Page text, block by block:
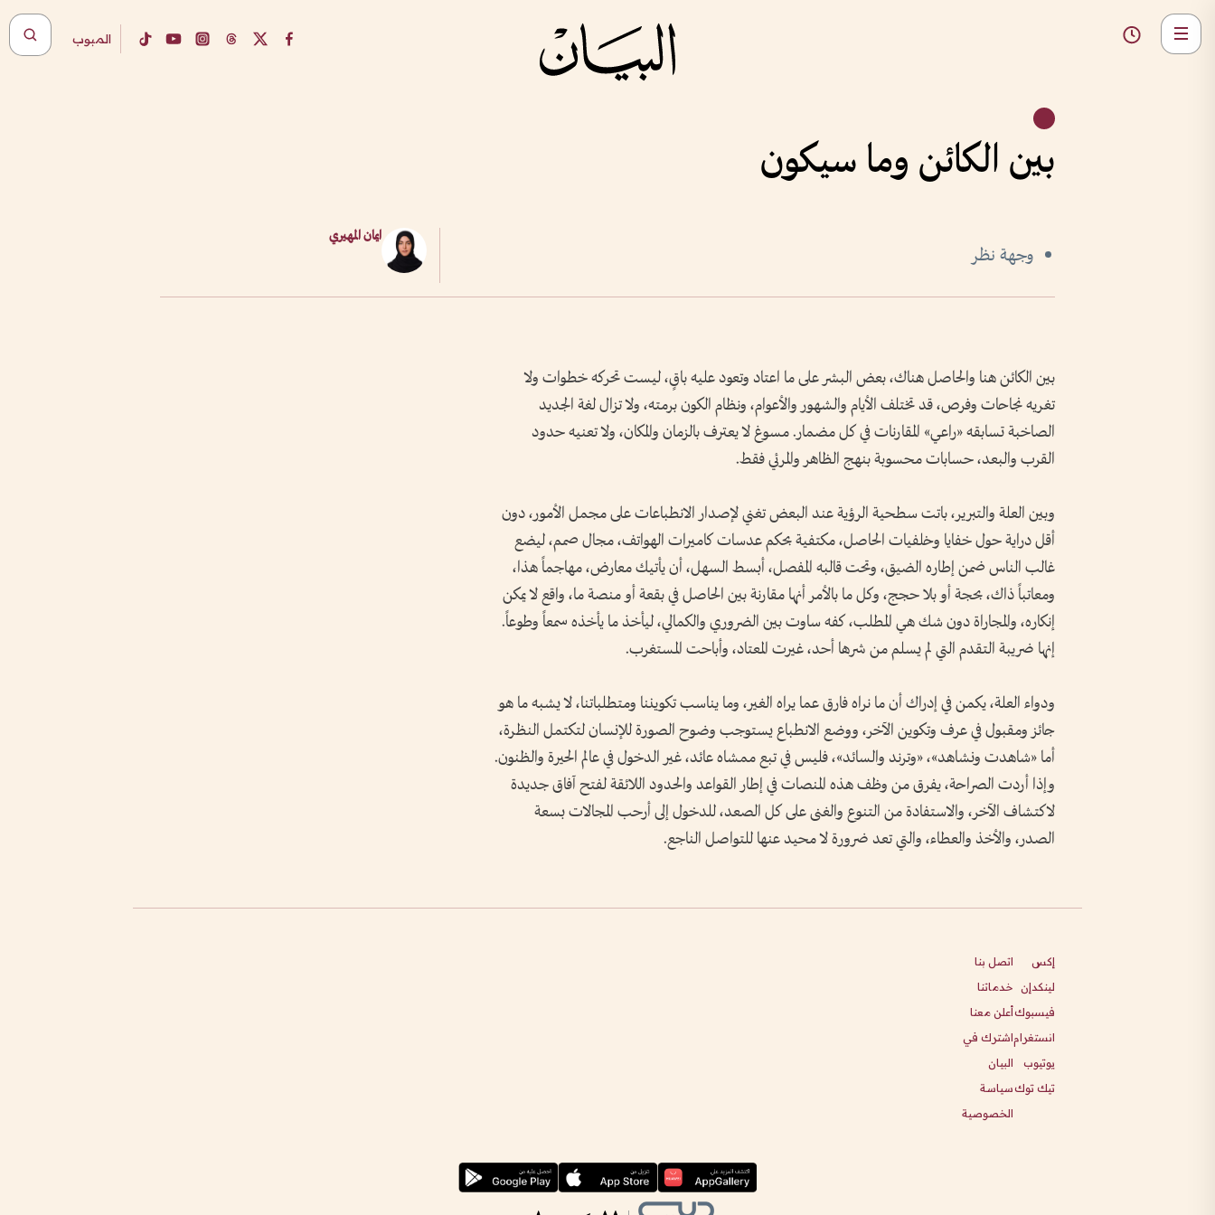
المبوب
بين الكائن وما سيكون
وجهة نظر
ايمان المهيري
بين الكائن هنا والحاصل هناك، بعض البشر على ما اعتاد وتعود عليه باقٍ، ليست تحركه خطوات ولا
تغريه نجاحات وفرص، قد تختلف الأيام والشهور والأعوام، ونظام الكون برمته، ولا تزال لغة الجديد
الصاخبة تسابقه «راعي» المقارنات في كل مضمار. مسوغ لا يعترف بالزمان والمكان، ولا تعنيه حدود
القرب والبعد، حسابات محسوبة بنهج الظاهر والمرئي فقط.
وبين العلة والتبرير، باتت سطحية الرؤية عند البعض تغني لإصدار الانطباعات على مجمل الأمور، دون
أقل دراية حول خفايا وخلفيات الحاصل، مكتفية بحكم عدسات كاميرات الهواتف، مجال صمم، ليضع
غالب الناس ضمن إطاره الضيق، وتحت قالبه المفصل، أبسط السهل، أن يأتيك معارض، مهاجماً هذا،
ومعاتباً ذاك، بحجة أو بلا حجج، وكل ما بالأمر أنها مقارنة بين الحاصل في بقعة أو منصة ما، واقع لا يمكن
إنكاره، والمجاراة دون شك هي المطلب، كفه ساوت بين الضروري والكمالي، ليأخذ ما يأخذه سمعاً وطوعاً.
إنها ضريبة التقدم التي لم يسلم من شرها أحد، غيرت المعتاد، وأباحت المستغرب.
ودواء العلة، يكمن في إدراك أن ما نراه فارق عما يراه الغير، وما يناسب تكويننا ومتطلباتنا، لا يشبه ما هو
جائز ومقبول في عرف وتكوين الآخر، ووضع الانطباع يستوجب وضوح الصورة للإنسان لتكتمل النظرة،
أما «شاهدت ونشاهد»، «وترند والسائد»، فليس في تبع ممشاه عائد، غير الدخول في عالم الحيرة والظنون.
وإذا أردت الصراحة، يفرق من وظف هذه المنصات في إطار القواعد والحدود اللائقة لفتح آفاق جديدة
لاكتشاف الآخر، والاستفادة من التنوع والغنى على كل الصعد، للدخول إلى أرحب المجالات بسعة
الصدر، والأخذ والعطاء، والتي تعد ضرورة لا محيد عنها للتواصل الناجع.
إكس
لينكدإن
فيسبوك
انستغرام
يوتيوب
تيك توك
اتصل بنا
خدماتنا
أعلن معنا
اشترك في
البيان
سياسة
الخصوصية